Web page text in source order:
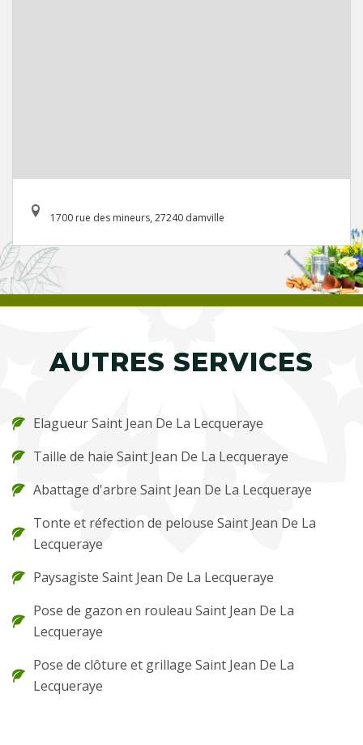
1700 rue des mineurs, 27240 damville
AUTRES SERVICES
Elagueur Saint Jean De La Lecqueraye
Taille de haie Saint Jean De La Lecqueraye
Abattage d'arbre Saint Jean De La Lecqueraye
Tonte et réfection de pelouse Saint Jean De La
Lecqueraye
Paysagiste Saint Jean De La Lecqueraye
Pose de gazon en rouleau Saint Jean De La
Lecqueraye
Pose de clôture et grillage Saint Jean De La
Lecqueraye